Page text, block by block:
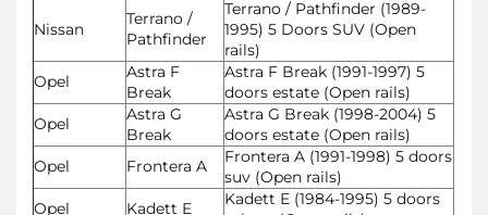
Nissan
Terrano /
Pathfinder
Terrano / Pathfinder (1989-
1995) 5 Doors SUV (Open
rails)
Opel
Astra F
Break
Astra F Break (1991-1997) 5
doors estate (Open rails)
Opel
Astra G
Break
Astra G Break (1998-2004) 5
doors estate (Open rails)
Opel
Frontera A
Frontera A (1991-1998) 5 doors
suv (Open rails)
Opel
Kadett E
Kadett E (1984-1995) 5 doors